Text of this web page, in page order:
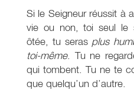
Si le Seigneur réussit à
vie ou non, toi seul le
ôtée, tu seras plus
toi-même. Tu ne
qui tombent. Tu ne te
que quelqu’un d’autre.